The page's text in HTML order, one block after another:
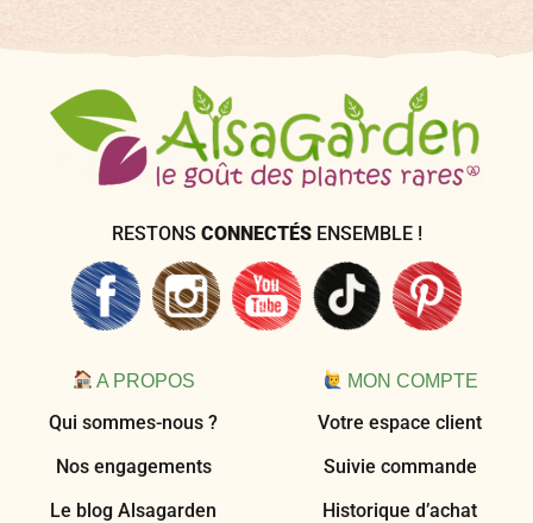
RESTONS CONNECTÉS ENSEMBLE !
A PROPOS
Qui sommes-nous ?
Nos engagements
Le blog Alsagarden
MON COMPTE
Votre espace client
Suivie commande
Historique d’achat